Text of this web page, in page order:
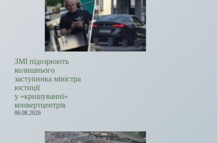
ЗМІ підозрюють
колишнього
заступника міністра
юстиції
у «кришуванні»
конвертцентрів
06.08.2026